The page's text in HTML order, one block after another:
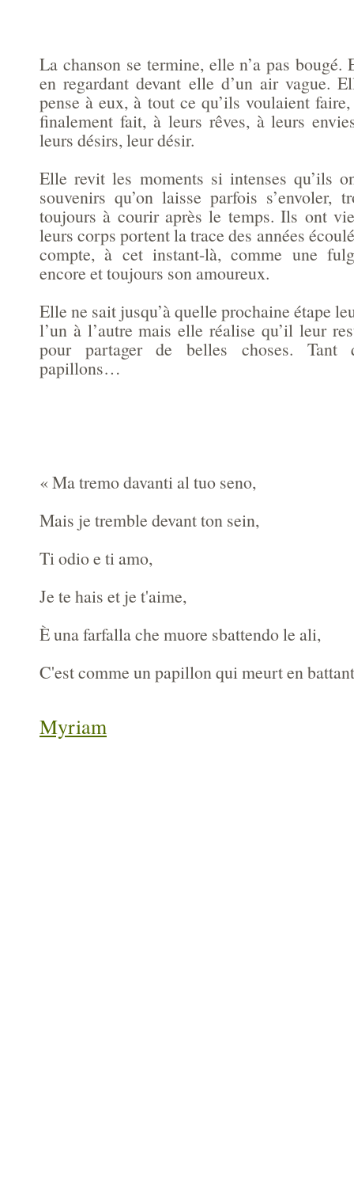
La chanson se termine, elle n’a pas bougé.
en regardant devant elle d’un air vague.
pense à eux, à tout ce qu’ils voulaient
finalement fait, à leurs rêves, à leurs
leurs désirs, leur désir.
Elle revit les moments si intenses qu’ils
souvenirs qu’on laisse parfois
toujours à courir après le temps. Ils ont
leurs corps portent la trace des années
compte, à cet instant-là, comme une
encore et toujours son amoureux.
Elle ne sait jusqu’à quelle prochaine étape
l’un à l’autre mais elle réalise qu’il leur
pour partager de belles choses. Tant
papillons…
« Ma tremo davanti al tuo seno,
Mais je tremble devant ton sein,
Ti odio e ti amo,
Je te hais et je t'aime,
È una farfalla che muore sbattendo le ali,
C'est comme un papillon qui meurt en
Myriam